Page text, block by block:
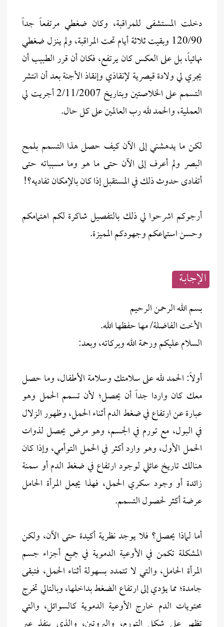
دخلت المستشفى للمراقبة، وكان ضغطي مرتفعاً جداً
120/90 وبقيت ثلاثة أيام تحت المراقبة، ولم ينزل ضغطي
نهائياً، بل على العكس كان يرتفع، فكان أن قرر الطبيب أن
يجري لي ولادة قيصرية لإنقاذي وإنقاذ الأجنة بعد أن انتشر
التسمم على الخلاصتين وبتاريخ 2/11/2007 أجريت لي
العملية، والحمد لله رب العالمين على كل حال.
لكن ما يدهشني إلى الآن كيف حصل هذا التسمم بلمح
البصر ولم أعرف إلى الآن حتى ما هو وما مسبباته حتى
أتفادى حدوث ذلك في المستقبل إذا كان بالإمكان تفاديه؟!
أرجوكم اشرحوا لي ذلك بالتفصيل شاكرة لكم اهتمامكم
وحسن استماعكم وجهودكم المميزة.
الإجابــة
بسم الله الرحمن الرحيم
الأخت الفاضلة/ مها حفظها الله.
السلام عليكم ورحمة الله وبركاته، وبعد:
أولاً: الحمد لله على سلامتك وسلامة الأطفال، وما حصل
معك كان واردا جداً أن يحصل؛ لأن تسمم الحمل وهو
عبارة عن ارتفاع في ضغط الدم أثناء الحمل، وظهور الزلال
في البول، مع تورم في الجسم، وهو مرض يحصل لذوات
الحمل الأول، وهو وارد أكثر في الحمل التوأمي، وإذا كان
هنالك تاريخ عائلي لوجود ارتفاع في ضغط الدم أو سمنة
زائدة أو وجود سكري الحمل، فهذا يجعل المرأة الحامل
عرضة أكثر لحصول التسمم.
أما لماذا يحصل؟ فلا يوجد نظرية أكيدة حتى الآن، ولكن
المشكلة تكمن في الأوعية الدموية في جميع أجزاء جسم
المرأة الحامل، والتي لا تتمدد بسهولة أثناء الحمل، فتبقى
جامدة؛ مما يؤدي إلى ارتفاع الضغط بداخلها، وبالتالي تخرج
محتويات الدم خارج الأوعية الدموية كالسوائل، والتي